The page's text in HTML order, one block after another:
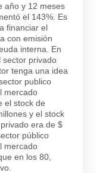
año y 12 meses
el 143%. Es
financiar el
con emisión
interna. En
sector privado
tenga una idea
publico
mercado
el stock de
y el stock
era de $
público
mercado
en los 80,